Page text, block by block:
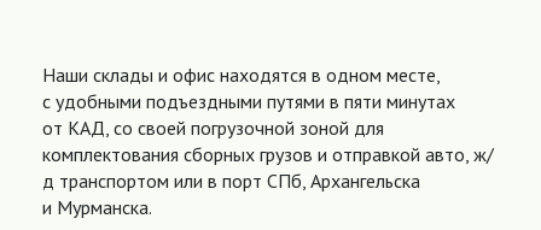
Наши склады и офис находятся в одном месте,
с удобными подъездными путями в пяти минутах
от КАД, со своей погрузочной зоной для
комплектования сборных грузов и отправкой авто, ж/
д транспортом или в порт СПб, Архангельска
и Мурманска.